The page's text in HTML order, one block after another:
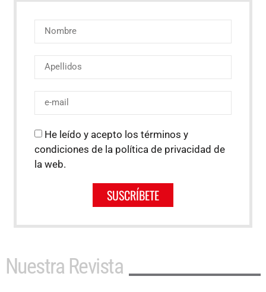
He leído y acepto los términos y
condiciones de la política de privacidad de
la web.
SUSCRÍBETE
Nuestra Revista